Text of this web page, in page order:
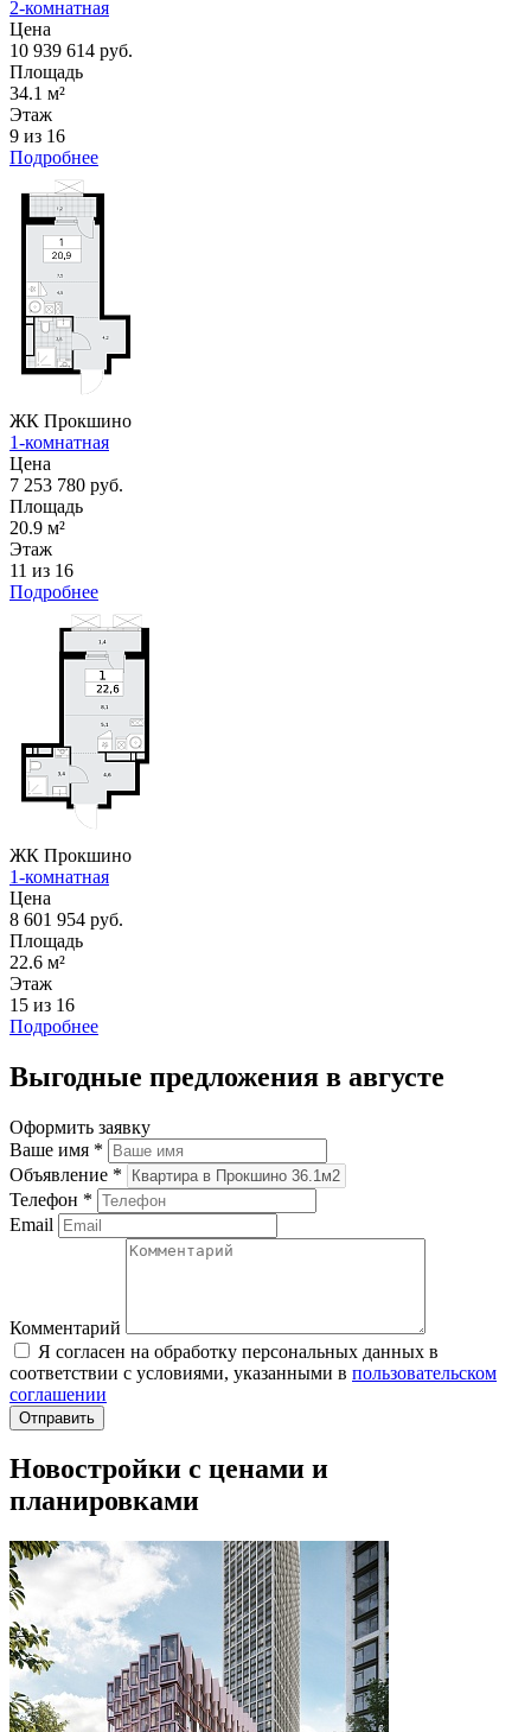
2-комнатная
Цена
10 939 614 руб.
Площадь
34.1 м²
Этаж
9 из 16
Подробнее
ЖК Прокшино
1-комнатная
Цена
7 253 780 руб.
Площадь
20.9 м²
Этаж
11 из 16
Подробнее
ЖК Прокшино
1-комнатная
Цена
8 601 954 руб.
Площадь
22.6 м²
Этаж
15 из 16
Подробнее
Выгодные предложения в августе
Оформить заявку
Ваше имя *
Объявление *
Телефон *
Email
Комментарий
Я согласен на обработку персональных данных в
соответствии с условиями, указанными в пользовательском
соглашении
Новостройки с ценами и
планировками